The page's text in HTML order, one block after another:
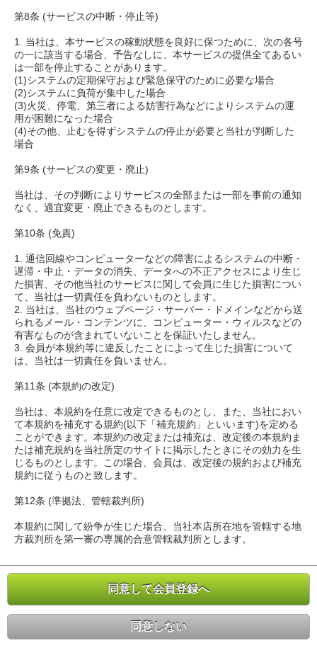
第8条 (サービスの中断・停止等)
1. 当社は、本サービスの稼動状態を良好に保つために、次の各号
の一に該当する場合、予告なしに、本サービスの提供全てあるい
は一部を停止することがあります。
(1)システムの定期保守および緊急保守のために必要な場合
(2)システムに負荷が集中した場合
(3)火災、停電、第三者による妨害行為などによりシステムの運
用が困難になった場合
(4)その他、止むを得ずシステムの停止が必要と当社が判断した
場合
第9条 (サービスの変更・廃止)
当社は、その判断によりサービスの全部または一部を事前の通知
なく、適宜変更・廃止できるものとします。
第10条 (免責)
1. 通信回線やコンピューターなどの障害によるシステムの中断・
遅滞・中止・データの消失、データへの不正アクセスにより生じ
た損害、その他当社のサービスに関して会員に生じた損害につい
て、当社は一切責任を負わないものとします。
2. 当社は、当社のウェブページ・サーバー・ドメインなどから送
られるメール・コンテンツに、コンピューター・ウィルスなどの
有害なものが含まれていないことを保証いたしません。
3. 会員が本規約等に違反したことによって生じた損害について
は、当社は一切責任を負いません。
第11条 (本規約の改定)
当社は、本規約を任意に改定できるものとし、また、当社におい
て本規約を補充する規約(以下「補充規約」といいます)を定める
ことができます。本規約の改定または補充は、改定後の本規約ま
たは補充規約を当社所定のサイトに掲示したときにその効力を生
じるものとします。この場合、会員は、改定後の規約および補充
規約に従うものと致します。
第12条 (準拠法、管轄裁判所)
本規約に関して紛争が生じた場合、当社本店所在地を管轄する地
方裁判所を第一審の専属的合意管轄裁判所とします。
同意して会員登録へ
同意しない